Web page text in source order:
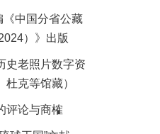
《中国分省公藏
）》出版
史老照片数字资
克等馆藏）
评论与商榷